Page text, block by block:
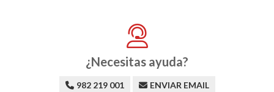
¿Necesitas ayuda?
982 219 001 ENVIAR EMAIL